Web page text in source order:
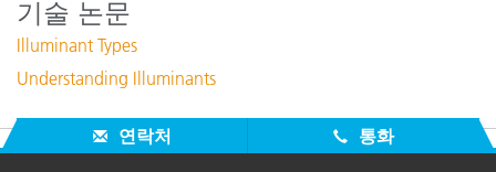
기술 논문
Illuminant Types
Understanding Illuminants
연락처 통화